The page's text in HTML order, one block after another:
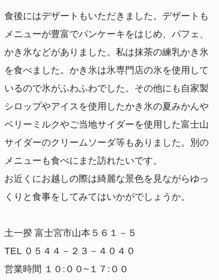
食後にはデザートもいただきました。デザートも
メニューが豊富でパンケーキをはじめ、パフェ、
かき氷などがありました。私は抹茶の練乳かき氷
を食べました。かき氷は氷専門店の氷を使用して
いるので氷がふわふわでした。その他にも自家製
シロップやアイスを使用したかき氷の夏みかんや
ベリーミルクやご当地サイダーを使用した富士山
サイダーのクリームソーダ等もありました。別の
メニューも食べにまた訪れたいです。
お近くにお越しの際は綺麗な景色を見ながらゆっ
くりと食事をしてみてはいかがでしょうか。
土一揆 富士宮市山本５６１－５
TEL ０５４４－２３－４０４０
営業時間 １０:００~１７:００